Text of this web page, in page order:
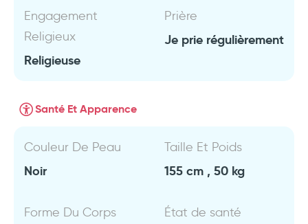
Engagement
Religieux
Religieuse
Prière
Je prie régulièrement
Santé Et Apparence
Couleur De Peau
Noir
Taille Et Poids
155 cm , 50 kg
Forme Du Corps État de santé